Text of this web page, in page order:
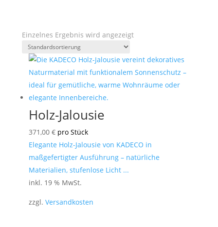
Einzelnes Ergebnis wird angezeigt
Holz-Jalousie
371,00 € pro Stück
Elegante Holz-Jalousie von KADECO in
maßgefertigter Ausführung – natürliche
Materialien, stufenlose Licht ...
inkl. 19 % MwSt.
zzgl. Versandkosten